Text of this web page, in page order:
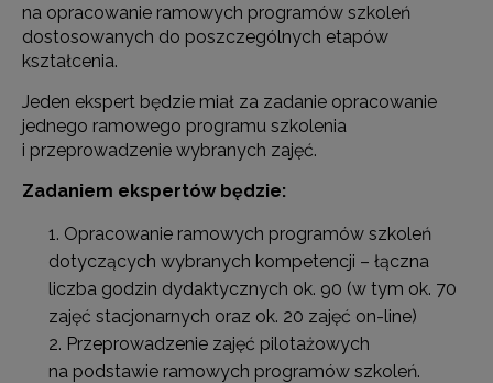
na opracowanie ramowych programów szkoleń
dostosowanych do poszczególnych etapów
kształcenia.
Jeden ekspert będzie miał za zadanie opracowanie
jednego ramowego programu szkolenia
i przeprowadzenie wybranych zajęć.
Zadaniem ekspertów będzie:
Opracowanie ramowych programów szkoleń
dotyczących wybranych kompetencji – łączna
liczba godzin dydaktycznych ok. 90 (w tym ok. 70
zajęć stacjonarnych oraz ok. 20 zajęć on-line)
Przeprowadzenie zajęć pilotażowych
na podstawie ramowych programów szkoleń.